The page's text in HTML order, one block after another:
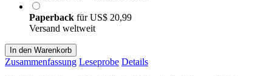
Paperback fürUS$ 20,99
Versand weltweit
In den Warenkorb
Zusammenfassung Leseprobe Details